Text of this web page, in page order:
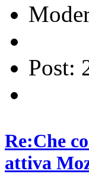
Post:
Re:Che
attiva